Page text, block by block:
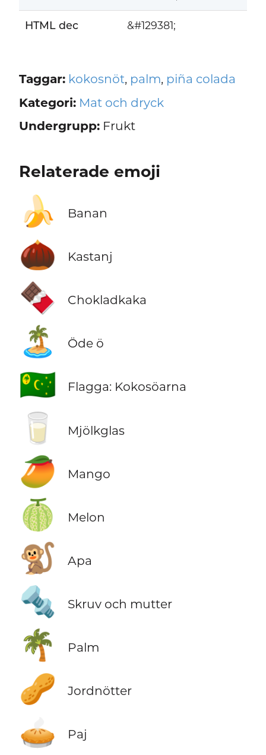
HTML dec &#129381;
Taggar: kokosnöt, palm, piña colada
Kategori: Mat och dryck
Undergrupp:Frukt
Relaterade emoji
🍌 Banan
🌰 Kastanj
🍫 Chokladkaka
🏝️ Öde ö
🇨🇨 Flagga: Kokosöarna
🥛 Mjölkglas
🥭 Mango
🍈 Melon
🐒 Apa
🔩 Skruv och mutter
🌴 Palm
🥜 Jordnötter
🥧 Paj